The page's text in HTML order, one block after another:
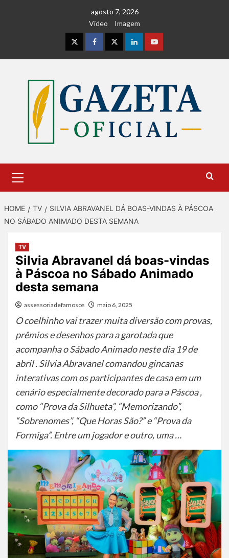
agosto 7, 2026
Vídeo
Imagem
InstagramFacebookTwitterLinkedinYoutube
Menu
HOME TV
SILVIA ABRAVANEL DÁ BOAS-VINDAS À PÁSCOA
NO SÁBADO ANIMADO DESTA SEMANA
TV
Silvia Abravanel dá boas-vindas
à Páscoa no Sábado Animado
desta semana
assessoriadefamosos maio 6, 2025
O coelhinho vai trazer muita diversão com provas,
prêmios e desenhos para a garotada que
acompanha o Sábado Animado neste dia 19 de
abril . Silvia Abravanel comandou gincanas
interativas com os participantes de casa em um
cenário especialmente decorado para a Páscoa ,
como “Prova da Silhueta”, “Memorizando”,
“Sobrenomes”, “Que Horas São?” e “Prova da
Formiga”. Entre um jogador e outro, uma …